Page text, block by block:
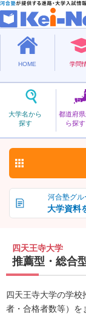
HOME 学問
大学名から
探す
都道府
ら探す
私立
してんのうじ
四天
河合塾グル
大学資料
四天王寺大学
推薦型・総合
四天王寺大学の学
者・合格者数等）を